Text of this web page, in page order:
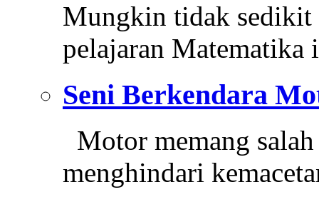
Mungkin tidak sedikit
pelajaran
Seni Berkendara
Motor memang
menghindari